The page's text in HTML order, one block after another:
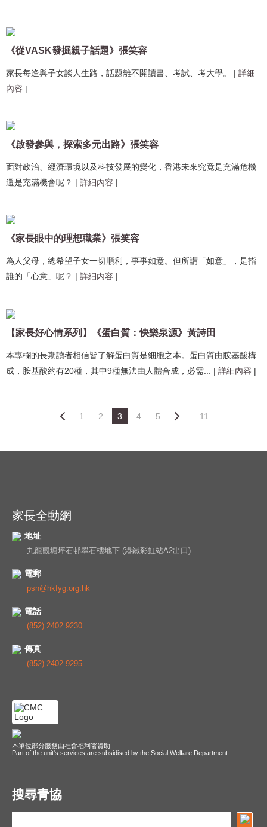
《從VASK發掘親子話題》張笑容
家長每逢與子女談人生路，話題離不開讀書、考試、考大學。 | 詳細
內容 |
《啟發參與，探索多元出路》張笑容
面對政治、經濟環境以及科技發展的變化，香港未來究竟是充滿危機
還是充滿機會呢？ | 詳細內容 |
《家長眼中的理想職業》張笑容
為人父母，總希望子女一切順利，事事如意。但所謂「如意」，是指
誰的「心意」呢？ | 詳細內容 |
【家長好心情系列】《蛋白質：快樂泉源》黃詩田
本專欄的長期讀者相信皆了解蛋白質是細胞之本。蛋白質由胺基酸構
成，胺基酸約有20種，其中9種無法由人體合成，必需... | 詳細內容 |
1 2 3 4 5 ...11
家長全動網
地址
九龍觀塘坪石邨翠石樓地下 (港鐵彩虹站A2出口)
電郵
psn@hkfyg.org.hk
電話
(852) 2402 9230
傳真
(852) 2402 9295
本單位部分服務由社會福利署資助
Part of the unit's services are subsidised by the Social Welfare Department
搜尋青協